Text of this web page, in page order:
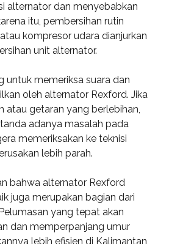
alternator dan menyebabkan
itu, pembersihan rutin
kompresor udara dianjurkan
unit alternator.
untuk memeriksa suara dan
oleh alternator Rexford. Jika
atau getaran yang berlebihan,
adanya masalah pada
memeriksakan ke teknisi
lebih parah.
bahwa alternator Rexford
juga merupakan bagian dari
yang tepat akan
dan memperpanjang umur
lebih efisien di Kalimantan